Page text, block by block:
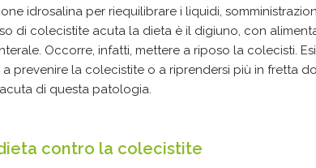
idrosalina per riequilibrare i liquidi,
di colecistite acuta la dieta è il digiuno, con
Occorre, infatti, mettere a riposo la colecisti.
a prevenire la colecistite o a riprendersi più in fretta
di questa patologia.
contro la colecistite